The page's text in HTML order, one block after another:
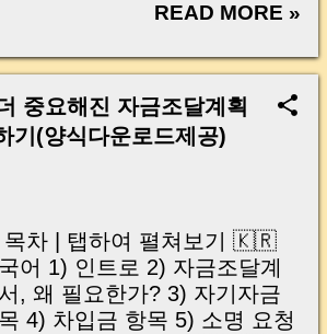
It Safe If the Seller Has a
Mistakes to Avoid MoneyLog
시 이런 생각 해보신 적 있으
… 그냥 돈 보내고 끝나는 거 아
현장에서 보면 전혀 그렇지 않
‘서류 몇 장 처리하는 날’이 아
는 순간 입니다. 실제로 제가
었던 일입니다. 금요일 오후 3
막혀 송금이 멈췄고 그 자리에
뻔한 아찔한 상황이 있었습니
READ MORE »
중요해진 자금조달계획
기(양식다운로드제공)
목차 | 탭하여 펼쳐보기 🇰🇷
어 1) 인트로 2) 자금조달계
, 왜 필요한가? 3) 자기자금
4) 차입금 항목 5) 소명 요청